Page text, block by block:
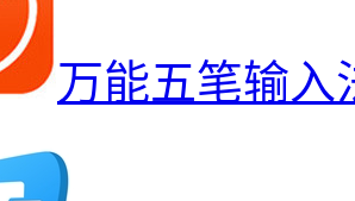
万能五笔输入